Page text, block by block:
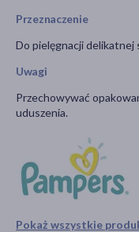
Pokaż wszystkie
Przeznaczenie
Do pielęgnacji delikatnej
Uwagi
Przechowywać
uduszenia.